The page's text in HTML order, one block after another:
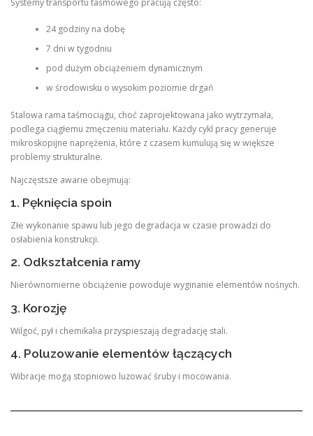
Systemy transportu taśmowego pracują często:
24 godziny na dobę
7 dni w tygodniu
pod dużym obciążeniem dynamicznym
w środowisku o wysokim poziomie drgań
Stalowa rama taśmociągu, choć zaprojektowana jako wytrzymała,
podlega ciągłemu zmęczeniu materiału. Każdy cykl pracy generuje
mikroskopijne naprężenia, które z czasem kumulują się w większe
problemy strukturalne.
Najczęstsze awarie obejmują:
1. Pęknięcia spoin
Złe wykonanie spawu lub jego degradacja w czasie prowadzi do
osłabienia konstrukcji.
2. Odkształcenia ramy
Nierównomierne obciążenie powoduje wyginanie elementów nośnych.
3. Korozję
Wilgoć, pył i chemikalia przyspieszają degradację stali.
4. Poluzowanie elementów łączących
Wibracje mogą stopniowo luzować śruby i mocowania.